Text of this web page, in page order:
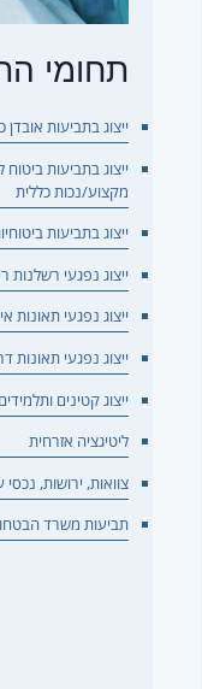
תחומי
ייצוג בתביעות
ייצוג בתביעות
מקצוע/נכות כללית
ייצוג בתביעות
ייצוג נפגעי רשלנות
ייצוג נפגעי תאונות
ייצוג נפגעי תאונות
ייצוג קטינים
ליטיגציה אזרחית
צוואות, ירושות, נכסי
תביעות משרד